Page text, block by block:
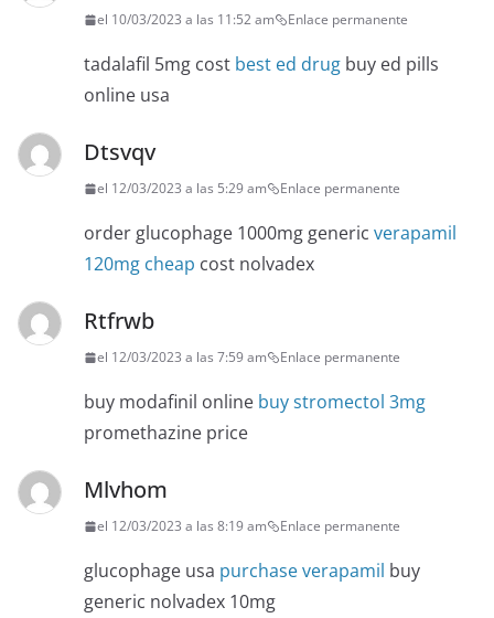
el 10/03/2023 a las 11:52 am Enlace permanente
tadalafil 5mg cost best ed drug buy ed pills
online usa
Dtsvqv
el 12/03/2023 a las 5:29 am Enlace permanente
order glucophage 1000mg generic verapamil
120mg cheap cost nolvadex
Rtfrwb
el 12/03/2023 a las 7:59 am Enlace permanente
buy modafinil online buy stromectol 3mg
promethazine price
Mlvhom
el 12/03/2023 a las 8:19 am Enlace permanente
glucophage usa purchase verapamil buy
generic nolvadex 10mg